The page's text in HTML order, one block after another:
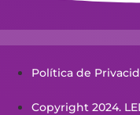
Política de
Copyright 2024.